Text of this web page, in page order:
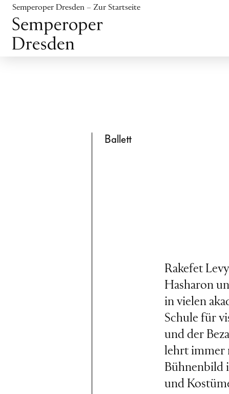
Inhalt anspringen
Fußbereich anspringen
Semperoper Dresden – Zur Startseite
Ballett
Rakefet
Hasharon
in vielen
Schule für
und der
lehrt immer
Bühnenbild
und